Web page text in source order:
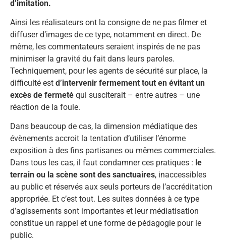
d’imitation.
Ainsi les réalisateurs ont la consigne de ne pas filmer et
diffuser d’images de ce type, notamment en direct. De
même, les commentateurs seraient inspirés de ne pas
minimiser la gravité du fait dans leurs paroles.
Techniquement, pour les agents de sécurité sur place, la
difficulté est d’intervenir fermement tout en évitant un
excès de fermeté qui susciterait – entre autres – une
réaction de la foule.
Dans beaucoup de cas, la dimension médiatique des
évènements accroit la tentation d’utiliser l’énorme
exposition à des fins partisanes ou mêmes commerciales.
Dans tous les cas, il faut condamner ces pratiques : le
terrain ou la scène sont des sanctuaires, inaccessibles
au public et réservés aux seuls porteurs de l’accréditation
appropriée. Et c’est tout. Les suites données à ce type
d’agissements sont importantes et leur médiatisation
constitue un rappel et une forme de pédagogie pour le
public.